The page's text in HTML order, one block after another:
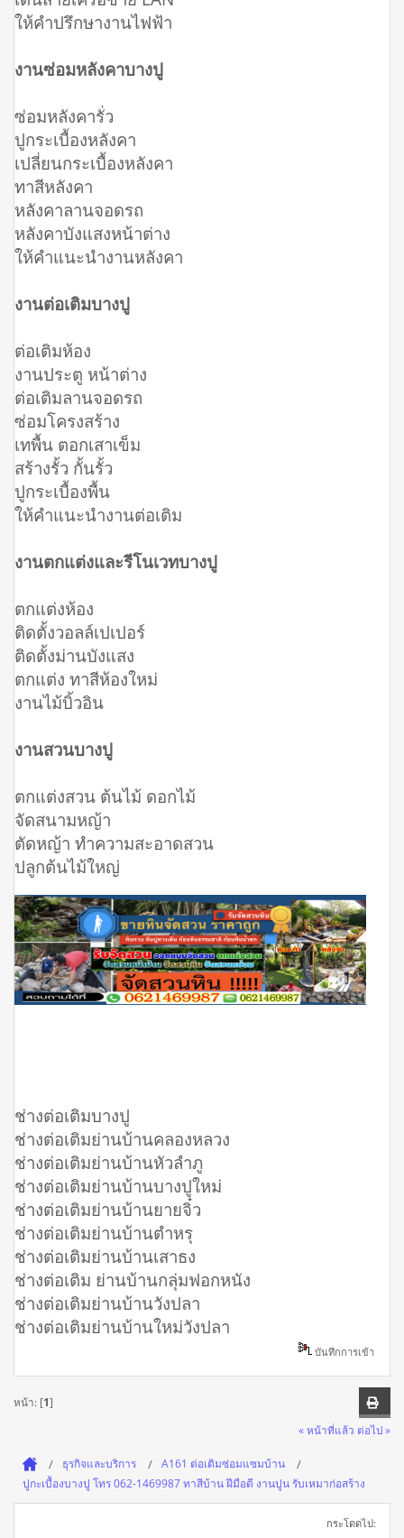
ให้คำปรึกษางานไฟฟ้า
งานซ่อมหลังคาบางปู
ซ่อมหลังคารั่ว
ปูกระเบื้องหลังคา
เปลี่ยนกระเบื้องหลังคา
ทาสีหลังคา
หลังคาลานจอดรถ
หลังคาบังแสงหน้าต่าง
ให้คำแนะนำงานหลังคา
งานต่อเติมบางปู
ต่อเติมห้อง
งานประตู หน้าต่าง
ต่อเติมลานจอดรถ
ซ่อมโครงสร้าง
เทพื้น ตอกเสาเข็ม
สร้างรั้ว กั้นรั้ว
ปูกระเบื้องพื้น
ให้คำแนะนำงานต่อเติม
งานตกแต่งและรีโนเวทบางปู
ตกแต่งห้อง
ติดตั้งวอลล์เปเปอร์
ติดตั้งม่านบังแสง
ตกแต่ง ทาสีห้องใหม่
งานไม้บิ้วอิน
งานสวนบางปู
ตกแต่งสวน ต้นไม้ ดอกไม้
จัดสนามหญ้า
ตัดหญ้า ทำความสะอาดสวน
ปลูกต้นไม้ใหญ่
ช่างต่อเติมบางปู
ช่างต่อเติมย่านบ้านคลองหลวง
ช่างต่อเติมย่านบ้านหัวลำภู
ช่างต่อเติมย่านบ้านบางปูใหม่
ช่างต่อเติมย่านบ้านยายจิ๋ว
ช่างต่อเติมย่านบ้านตำหรุ
ช่างต่อเติมย่านบ้านเสาธง
ช่างต่อเติม ย่านบ้านกลุ่มฟอกหนัง
ช่างต่อเติมย่านบ้านวังปลา
ช่างต่อเติมย่านบ้านใหม่วังปลา
บันทึกการเข้า
หน้า: [1]
« หน้าที่แล้ว ต่อไป »
ธุรกิจและบริการ
A161 ต่อเติมซ่อมแซมบ้าน
ปูกะเบื้องบางปู โทร 062-1469987 ทาสีบ้าน ฝีมือดี งานปูน รับเหมาก่อสร้าง
กระโดดไป: